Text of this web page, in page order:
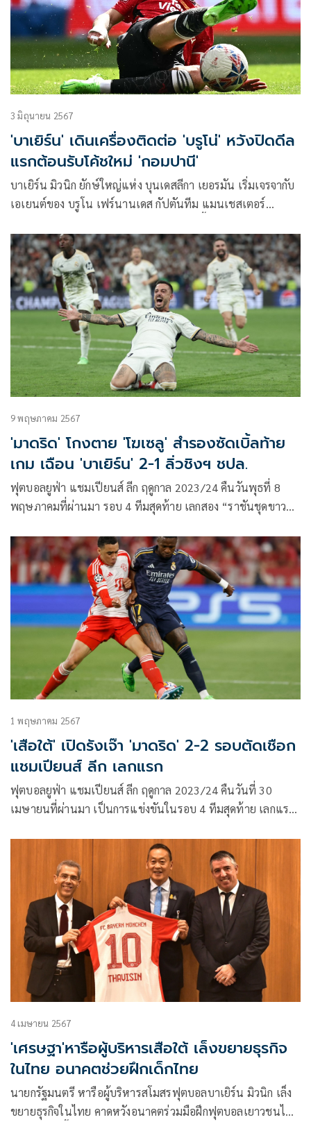
3 มิถุนายน 2567
'บาเยิร์น' เดินเครื่องติดต่อ 'บรูโน่' หวังปิดดีล
แรกต้อนรับโค้ชใหม่ 'กอมปานี'
บาเยิร์น มิวนิก ยักษ์ใหญ่แห่ง บุนเดสลีกา เยอรมัน เริ่มเจรจากับ
เอเยนต์ของ บรูโน เฟร์นานเดส กัปตันทีม แมนเชสเตอร์
9 พฤษภาคม 2567
'มาดริด' โกงตาย 'โฆเซลู' สำรองซัดเบิ้ลท้าย
เกม เฉือน 'บาเยิร์น' 2-1 ลิ่วชิงฯ ชปล.
ฟุตบอลยูฟ่า แชมเปียนส์ ลีก ฤดูกาล 2023/24 คืนวันพุธที่ 8
พฤษภาคมที่ผ่านมา รอบ 4 ทีมสุดท้าย เลกสอง “ราชันชุดขาว”
มาเยือนของ “เสือใต้” บาเยิร์น มิวนิค โดยเลกแรก เสมอกันมา
2-2
1 พฤษภาคม 2567
'เสือใต้' เปิดรังเจ๊า 'มาดริด' 2-2 รอบตัดเชือก
แชมเปียนส์ ลีก เลกแรก
ฟุตบอลยูฟ่า แชมเปียนส์ ลีก ฤดูกาล 2023/24 คืนวันที่ 30
เมษายนที่ผ่านมา เป็นการแข่งขันในรอบ 4 ทีมสุดท้าย เลกแรก
ต้อนรับการมาเยือนของ “ราชันชุดขาว” รีล มาดริด จากสเปน
4 เมษายน 2567
'เศรษฐา'หารือผู้บริหารเสือใต้ เล็งขยายธุรกิจ
ในไทย อนาคตช่วยฝึกเด็กไทย
นายกรัฐมนตรี หารือผู้บริหารสโมสรฟุตบอลบาเยิร์น มิวนิก เล็ง
ขยายธุรกิจในไทย คาดหวังอนาคตร่วมมือฝึกฟุตบอลเยาวชนไทย